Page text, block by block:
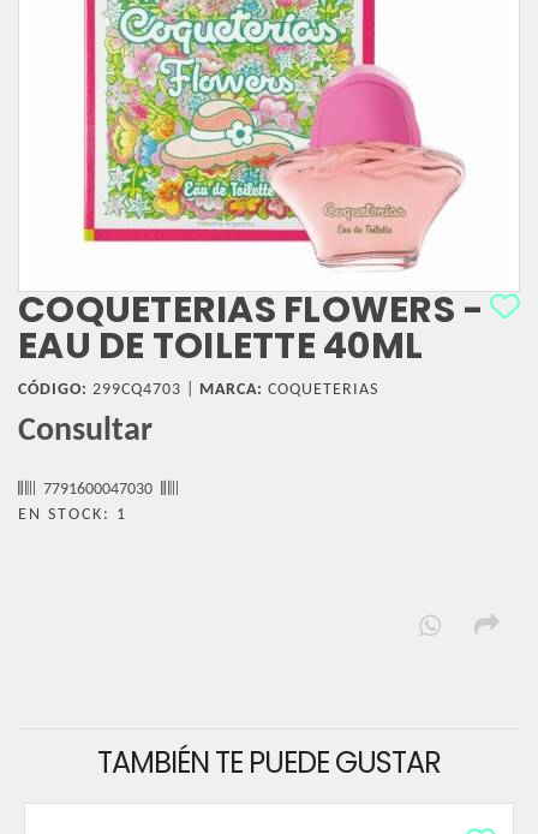
COQUETERIAS FLOWERS -
EAU DE TOILETTE 40ML
CÓDIGO: 299CQ4703 | MARCA: COQUETERIAS
Consultar
7791600047030
EN STOCK: 1
TAMBIÉN TE PUEDE GUSTAR